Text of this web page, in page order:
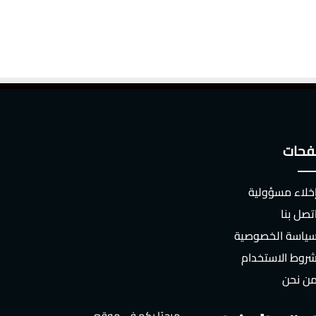
مسؤولية
اتصل بنا
الخصوصية
شروط الاستخدام
نحن